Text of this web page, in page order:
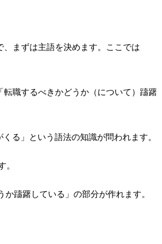
まずは主語を決めます。ここでは
職するべきかどうか（について）躊躇
る」という語法の知識が問われます。
。
躊躇している」の部分が作れます。